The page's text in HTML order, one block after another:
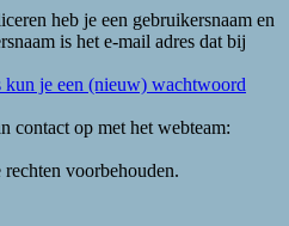
heb je een gebruikersnaam en
is het e-mail adres dat bij
je een (nieuw) wachtwoord
contact op met het webteam:
rechten voorbehouden.